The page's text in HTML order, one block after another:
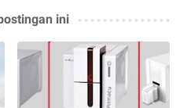
ini